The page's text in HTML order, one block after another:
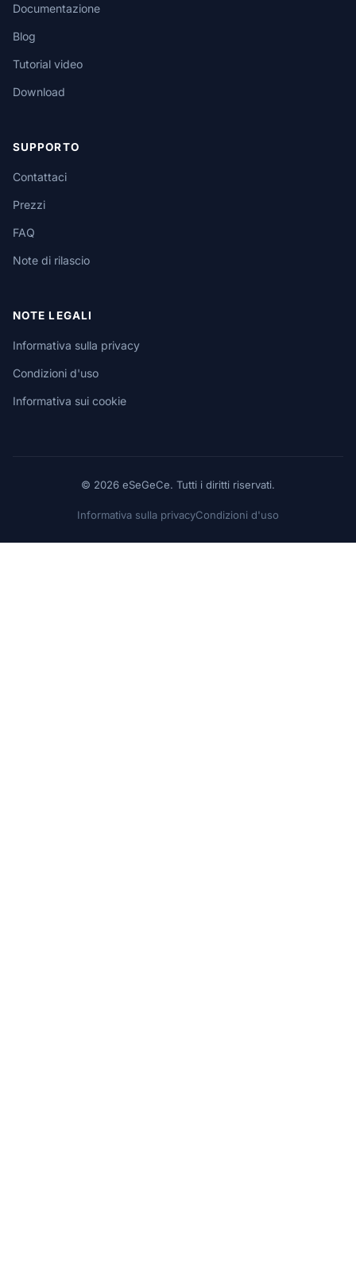
Documentazione
Blog
Tutorial video
Download
SUPPORTO
Contattaci
Prezzi
FAQ
Note di rilascio
NOTE LEGALI
Informativa sulla privacy
Condizioni d'uso
Informativa sui cookie
© 2026 eSeGeCe. Tutti i diritti riservati.
Informativa sulla privacyCondizioni d'uso